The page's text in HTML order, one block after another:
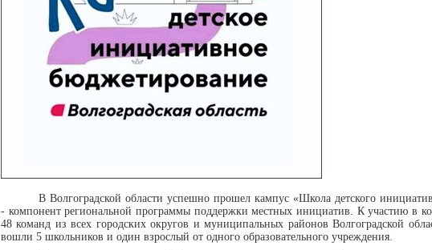
В Волгоградской области успешно прошел кампус «Школа детского
- компонент региональной программы поддержки местных инициатив. К участию в
48 команд из всех городских округов и муниципальных районов Волгоградской
вошли 5 школьников и один взрослый от одного образовательного учреждения.